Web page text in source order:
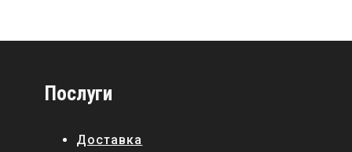
Послуги
Доставка